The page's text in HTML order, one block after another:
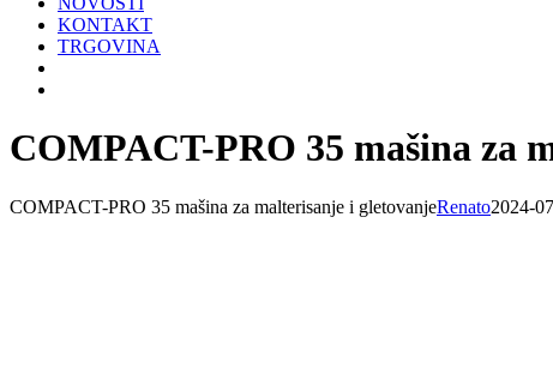
KONTAKT
TRGOVINA
COMPACT-PRO 35 mašina za
COMPACT-PRO 35 mašina za malterisanje i gletovanjeRenato2024-